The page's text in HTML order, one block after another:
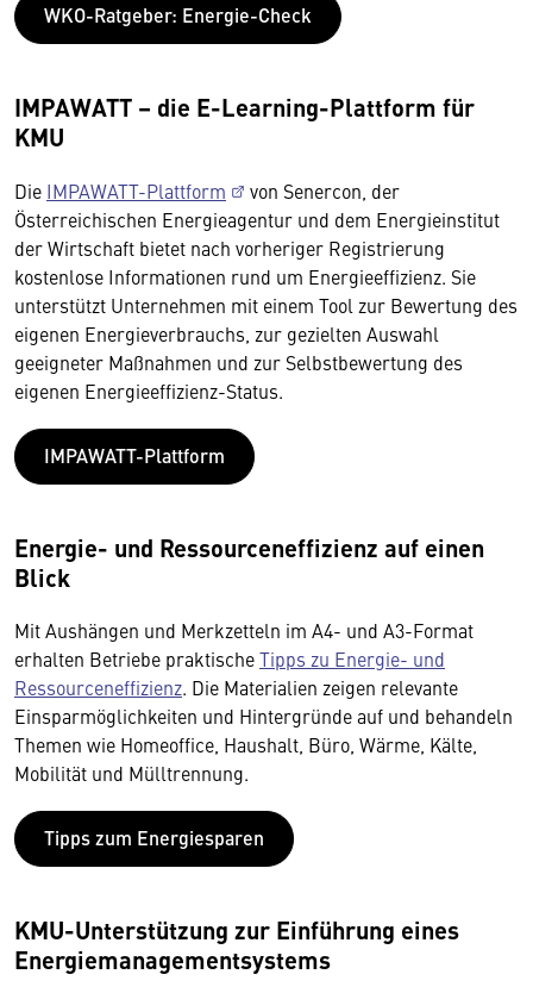
WKO-Ratgeber: Energie-Check
IMPAWATT – die E-Learning-Plattform für
KMU
Die IMPAWATT-Plattform
von Senercon, der
Österreichischen Energieagentur und dem Energieinstitut
der Wirtschaft bietet nach vorheriger Registrierung
kostenlose Informationen rund um Energieeffizienz. Sie
unterstützt Unternehmen mit einem Tool zur Bewertung des
eigenen Energieverbrauchs, zur gezielten Auswahl
geeigneter Maßnahmen und zur Selbstbewertung des
eigenen Energieeffizienz-Status.
IMPAWATT-Plattform
Energie- und Ressourceneffizienz auf einen
Blick
Mit Aushängen und Merkzetteln im A4- und A3-Format
erhalten Betriebe praktischeTipps zu Energie- und
Ressourceneffizienz. Die Materialien zeigen relevante
Einsparmöglichkeiten und Hintergründe auf und behandeln
Themen wie Homeoffice, Haushalt, Büro, Wärme, Kälte,
Mobilität und Mülltrennung.
Tipps zum Energiesparen
KMU-Unterstützung zur Einführung eines
Energiemanagementsystems